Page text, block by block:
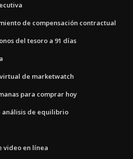
de compensación contractual
del tesoro a 91 días
de marketwatch
para comprar hoy
análisis de equilibrio
video en línea